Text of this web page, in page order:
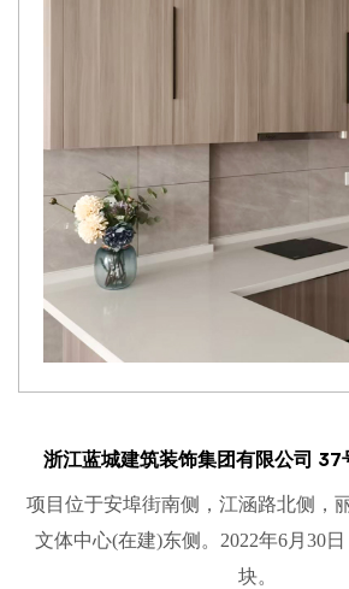
浙江蓝城建筑装饰集团有限公司 37
项目位于安埠街南侧，江涵路北侧，
文体中心(在建)东侧。2022年6月30
块。